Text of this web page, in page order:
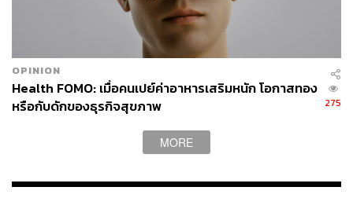
ถนัดกิจ จันกิเสน
Content Creator ประจำกองบรรณาธิการ
THE STANDARD WEALTH ผู้เสพติดโลก
ธุรกิจ การตลาด เทคโนโลยี และชอบสำรวจ
เคลื่อนไหวให้เป็นเรื่องเข้าใจง่าย สนุก และได้
ไอเดียใหม่ๆ
OPINION
Health FOMO: เมื่อคนเปย์ค่าอาหารเสริมหนัก โอกาสทอง
หรือกับดักของธุรกิจสุขภาพ
275
MORE